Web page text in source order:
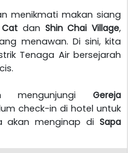
menikmati makan siang
dan Shin Chai Village,
menawan. Di sini, kita
Tenaga Air bersejarah
mengunjungi Gereja
check-in di hotel untuk
akan menginap di Sapa